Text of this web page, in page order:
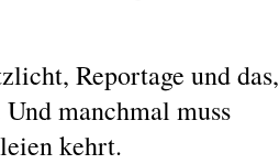
Reportage und das,
manchmal muss
kehrt.